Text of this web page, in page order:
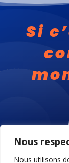
Nous
Nous utilisons
Si